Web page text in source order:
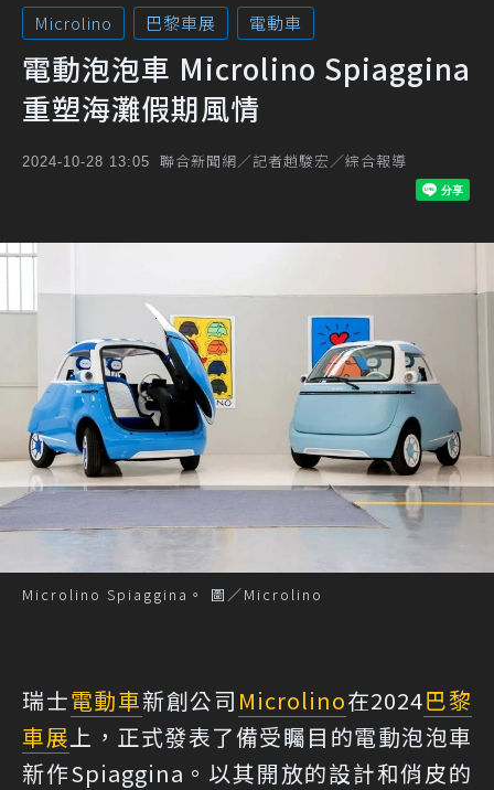
Microlino 巴黎車展 電動車
電動泡泡車 Microlino Spiaggina
重塑海灘假期風情
2024-10-28 13:05 聯合新聞網／記者趙駿宏／綜合報導
Microlino Spiaggina。 圖／Microlino
瑞士電動車新創公司 Microlino在2024巴黎
車展 上，正式發表了備受矚目的電動泡泡車
新作Spiaggina。以其開放的設計和俏皮的